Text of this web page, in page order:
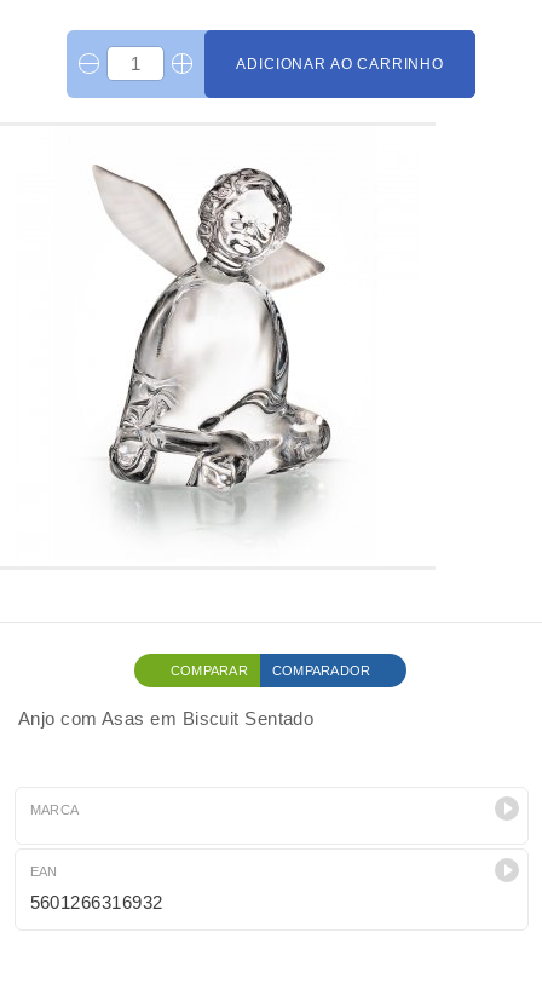
ADICIONAR AO CARRINHO
COMPARAR COMPARADOR
Anjo com Asas em Biscuit Sentado
MARCA
EAN
5601266316932